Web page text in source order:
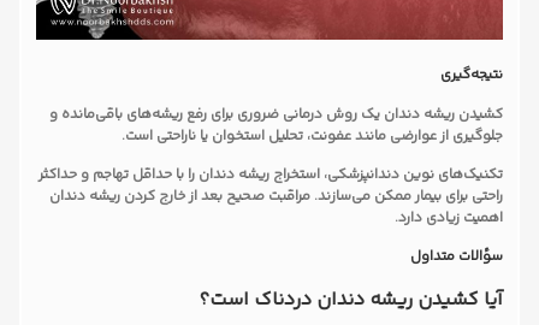
نتیجه‌گیری
کشیدن ریشه دندان یک روش درمانی ضروری برای رفع ریشه‌های باقی‌مانده و
جلوگیری از عوارضی مانند عفونت، تحلیل استخوان یا ناراحتی است.
تکنیک‌های نوین دندانپزشکی، استخراج ریشه دندان را با حداقل تهاجم و حداکثر
راحتی برای بیمار ممکن می‌سازند. مراقبت صحیح بعد از خارج کردن ریشه دندان
اهمیت زیادی دارد.
سؤالات متداول
آیا کشیدن ریشه دندان دردناک است؟